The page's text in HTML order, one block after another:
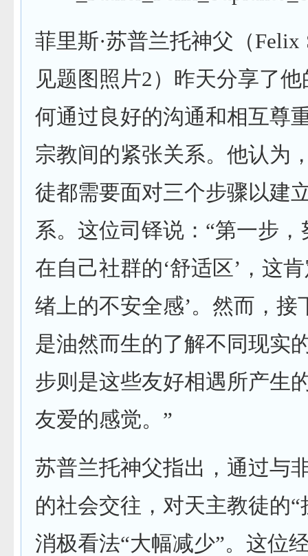
菲里斯·苏普兰托神父（Felix
见题图照片2）昨天分享了
何通过良好的沟通和相互尊
宗教间的紧张关系。他认为
徒都需要面对三个步骤以建
系。这位司铎说：“第一步
在自己社群的‘舒适区’，这
绪上的不安全感’。然而，接
是油然而生的了解不同现实
步则是这些友好相遇所产生
友爱的感觉。”
苏普兰托神父指出，通过与
的社会交往，对天主教徒的“
消极看法“大幅减少”。这位